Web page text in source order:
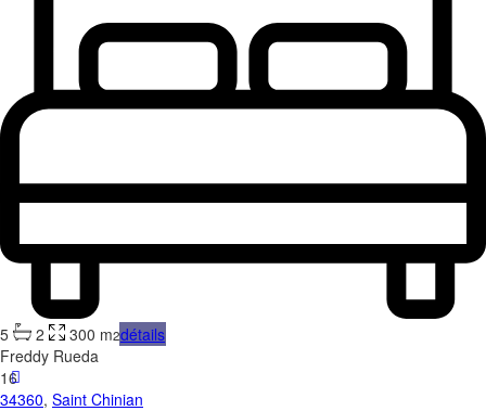
5 2 300 m2détails
Freddy Rueda
16
34360, Saint Chinian